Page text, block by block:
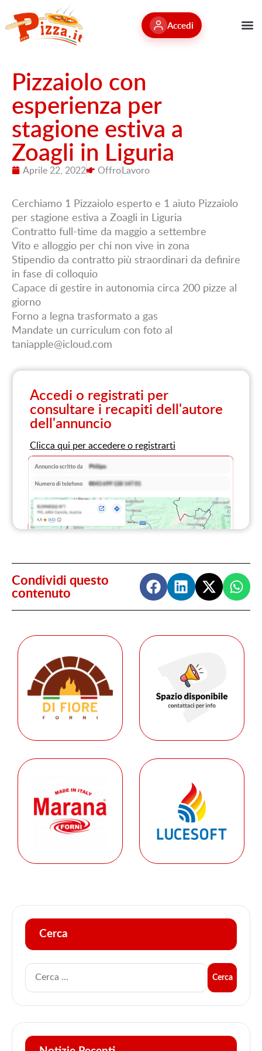
Accedi
Pizzaiolo con
esperienza per
stagione estiva a
Zoagli in Liguria
Aprile 22, 2022 OffroLavoro
Cerchiamo 1 Pizzaiolo esperto e 1 aiuto Pizzaiolo
per stagione estiva a Zoagli in Liguria
Contratto full-time da maggio a settembre
Vito e alloggio per chi non vive in zona
Stipendio da contratto più straordinari da definire
in fase di colloquio
Capace di gestire in autonomia circa 200 pizze al
giorno
Forno a legna trasformato a gas
Mandate un curriculum con foto al
taniapple@icloud.com
Accedi o registrati per
consultare i recapiti dell'autore
dell'annuncio
Clicca qui per accedere o registrarti
Condividi questo
contenuto
Cerca